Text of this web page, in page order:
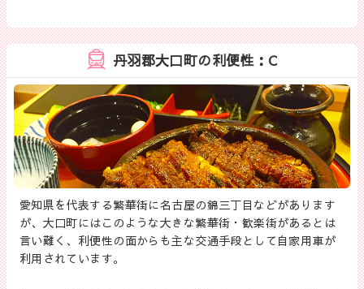
丹羽郡大口町の利便性：C
愛知県を代表する繁華街に名古屋の錦三丁目などがあります
が、大口町にはこのような大きな繁華街・歓楽街があるとは
言い難く、利便性の面からも主な交通手段として自家用車が
利用されています。